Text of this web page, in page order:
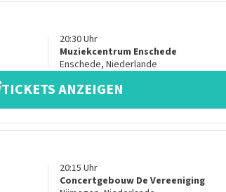
20:30Uhr
Muziekcentrum Enschede
Enschede, Niederlande
TICKETS ANZEIGEN
20:15 Uhr
Concertgebouw De Vereeniging